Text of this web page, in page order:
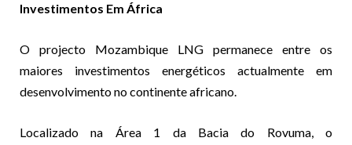
Investimentos Em África
O projecto Mozambique LNG permanece entre os
maiores investimentos energéticos actualmente em
desenvolvimento no continente africano.
Localizado na Área 1 da Bacia do Rovuma, o